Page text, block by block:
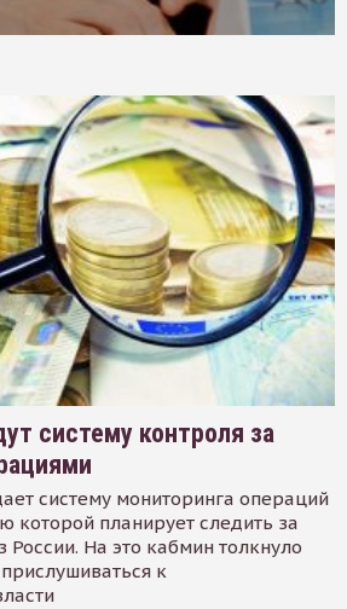
систему контроля за
систему мониторинга операций
которой планирует следить за
России. На это кабмин толкнуло
к